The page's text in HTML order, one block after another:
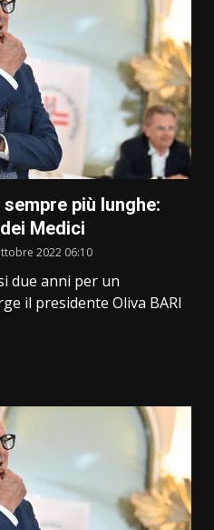
più lunghe:
Medici
2022 06:10
due anni per un
il presidente Oliva BARI